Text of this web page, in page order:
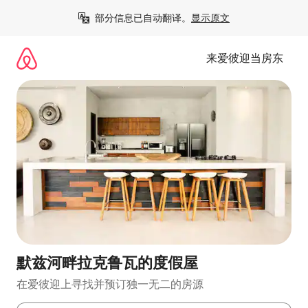
部分信息已自动翻译。 显示原文
来爱彼迎当房东
默兹河畔拉克鲁瓦的度假屋
在爱彼迎上寻找并预订独一无二的房源